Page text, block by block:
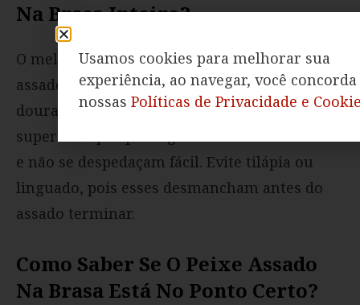
Na Brasa Inteiro?
O melhor peixe inteiro para fazer peixe
assado na brasa é tainha, mas robalo,
dourado e vermelho também funcionam
super bem porque seguram o tranco no calor
e não se despedaçam fácil. Evite tilápia ou
linguado, pois esses desmancham antes do
assado terminar.
Como Saber Se O Peixe Assado
Na Brasa Está No Ponto Certo?
Usamos cookies para melhorar sua
experiência, ao navegar, você
nossas Políticas de Privacidade e